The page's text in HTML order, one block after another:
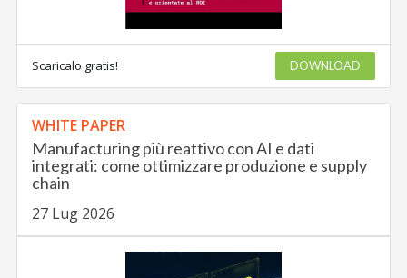
Scaricalo gratis! DOWNLOAD
WHITE PAPER
Manufacturing più reattivo con AI e dati
integrati: come ottimizzare produzione e supply
chain
27 Lug 2026